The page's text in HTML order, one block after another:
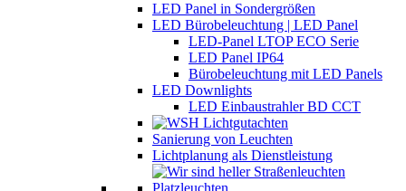
LED Panel in Sondergrößen
LED Bürobeleuchtung | LED Panel
LED-Panel LTOP ECO Serie
LED Panel IP64
Bürobeleuchtung mit LED Panels
LED Downlights
LED Einbaustrahler BD CCT
Sanierung von Leuchten
Lichtplanung als Dienstleistung